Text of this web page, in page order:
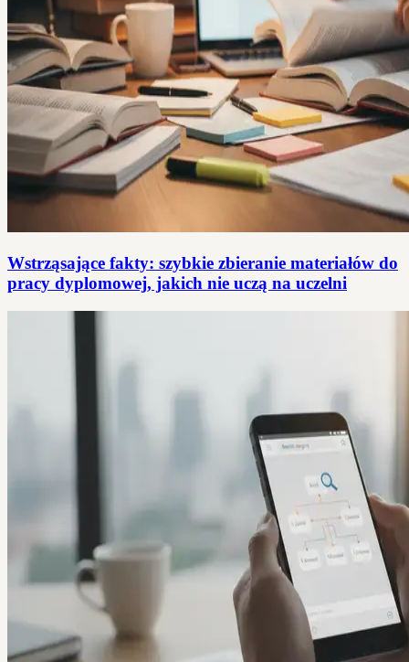
Wstrząsające fakty: szybkie zbieranie materiałów do
pracy dyplomowej, jakich nie uczą na uczelni